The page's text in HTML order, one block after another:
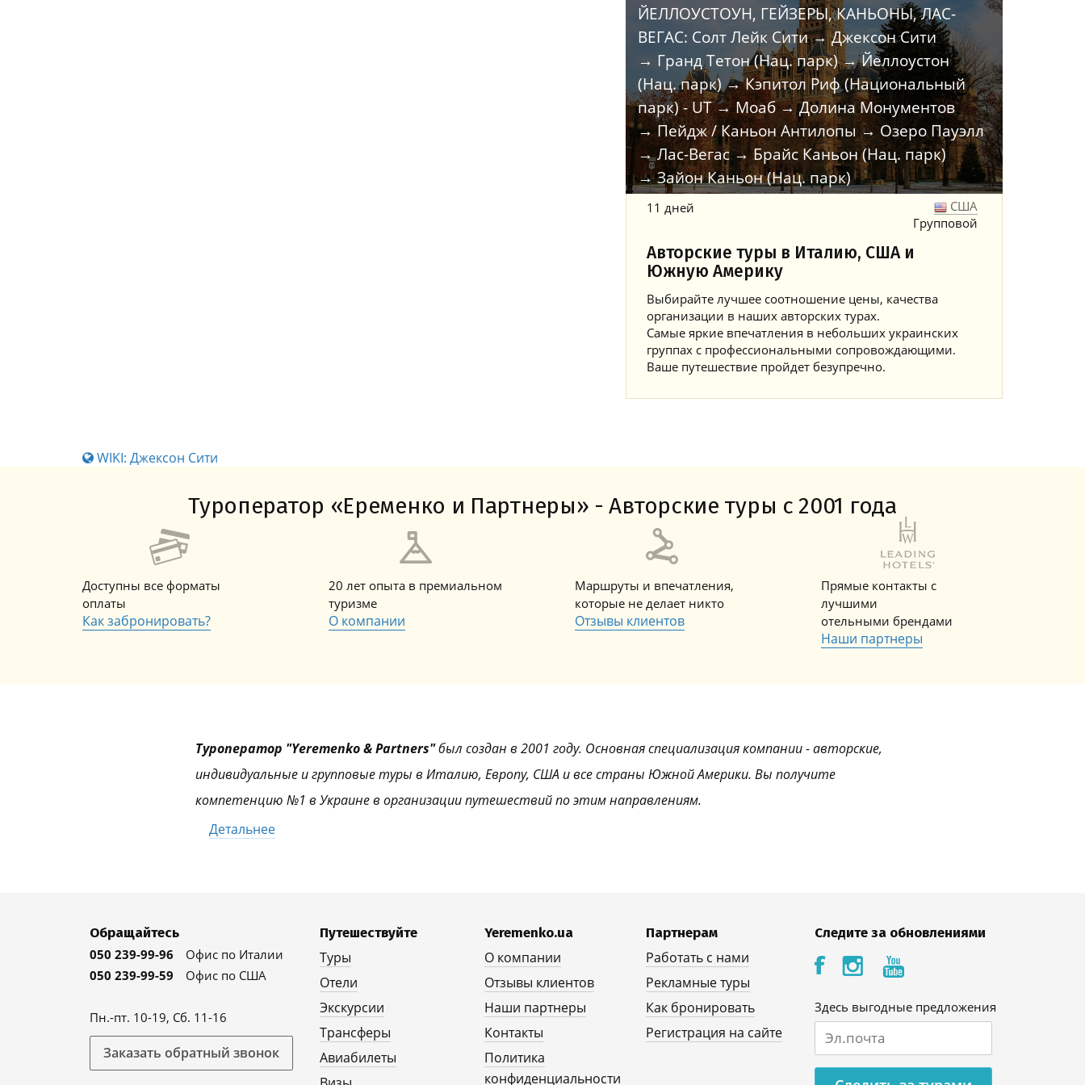
ЙЕЛЛОУСТОУН, ГЕЙЗЕРЫ, КАНЬОНЫ, ЛАС-
ВЕГАС: Солт Лейк Сити → Джексон Сити
→ Гранд Тетон (Нац. парк) → Йеллоустон
(Нац. парк) → Кэпитол Риф (Национальный
парк) - UT → Моаб → Долина Монументов
→ Пейдж / Каньон Антилопы → Озеро Пауэлл
→ Лас-Вегас → Брайс Каньон (Нац. парк)
→ Зайон Каньон (Нац. парк)
11 дней
США
Групповой
Авторские туры в Италию, США и
Южную Америку
Выбирайте лучшее соотношение цены, качества
организации в наших авторских турах.
Самые яркие впечатления в небольших украинских
группах с профессиональными сопровождающими.
Ваше путешествие пройдет безупречно.
WIKI: Джексон Сити
Туроператор «Еременко и Партнеры» - Авторские туры с 2001 года
Доступны все форматы
оплаты
Как забронировать?
20 лет опыта в премиальном
туризме
О компании
Маршруты и впечатления,
которые не делает никто
Отзывы клиентов
Прямые контакты с
лучшими
отельными брендами
Наши партнеры
Туроператор "Yeremenko & Partners"был создан в 2001 году. Основная специализация компании - авторские,
индивидуальные и групповые туры в Италию, Европу, США и все страны Южной Америки. Вы получите
компетенцию №1 в Украине в организации путешествий по этим направлениям.
Детальнее
Обращайтесь
050 239-99-96
Офис по Италии
050 239-99-59
Офис по США
Пн.-пт. 10-19, Сб. 11-16
Заказать обратный звонок
Путешествуйте
Туры
Отели
Экскурсии
Трансферы
Авиабилеты
Yeremenko.ua
О компании
Отзывы клиентов
Наши партнеры
Контакты
Политика
конфиденциальности
Партнерам
Работать с нами
Рекламные туры
Как бронировать
Регистрация на сайте
Следите за обновлениями
Здесь выгодные предложения